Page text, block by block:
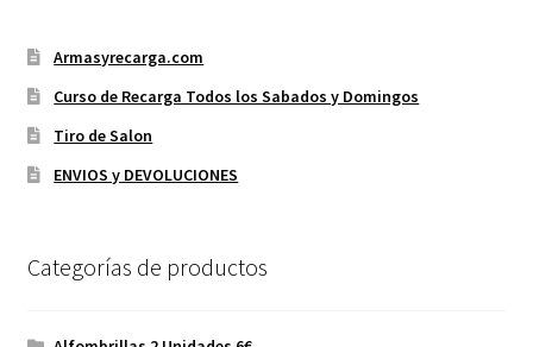
Armasyrecarga.com
Curso de Recarga Todos los Sabados y Domingos
Tiro de Salon
ENVIOS y DEVOLUCIONES
Categorías de productos